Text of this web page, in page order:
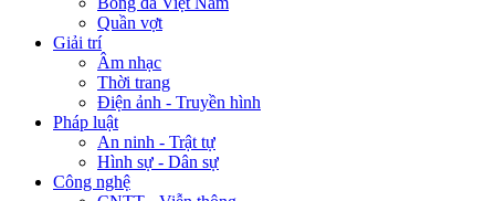
Quần vợt
Giải trí
Âm nhạc
Thời trang
Điện ảnh - Truyền hình
Pháp luật
An ninh - Trật tự
Hình sự - Dân sự
Công nghệ